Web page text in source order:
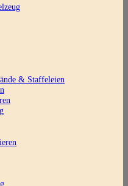
& Staffeleien